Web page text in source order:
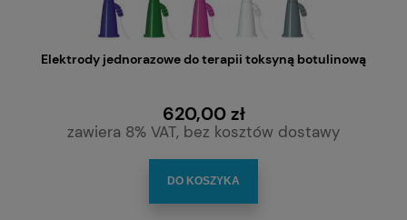
Elektrody jednorazowe do terapii toksyną botulinową
620,00 zł
zawiera 8% VAT, bez kosztów dostawy
DO KOSZYKA